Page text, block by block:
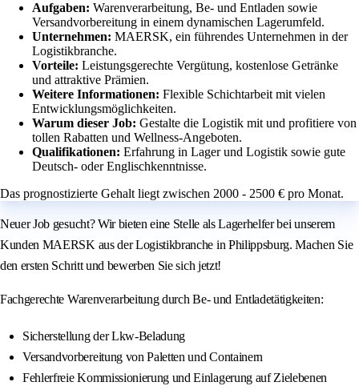
Aufgaben: Warenverarbeitung, Be- und Entladen sowie
Versandvorbereitung in einem dynamischen Lagerumfeld.
Unternehmen: MAERSK, ein führendes Unternehmen in der
Logistikbranche.
Vorteile: Leistungsgerechte Vergütung, kostenlose Getränke
und attraktive Prämien.
Weitere Informationen: Flexible Schichtarbeit mit vielen
Entwicklungsmöglichkeiten.
Warum dieser Job: Gestalte die Logistik mit und profitiere von
tollen Rabatten und Wellness-Angeboten.
Qualifikationen: Erfahrung in Lager und Logistik sowie gute
Deutsch- oder Englischkenntnisse.
Das prognostizierte Gehalt liegt zwischen 2000 - 2500 € pro Monat.
Neuer Job gesucht? Wir bieten eine Stelle als Lagerhelfer bei unserem
Kunden MAERSK aus der Logistikbranche in Philippsburg. Machen Sie
den ersten Schritt und bewerben Sie sich jetzt!
Fachgerechte Warenverarbeitung durch Be- und Entladetätigkeiten:
Sicherstellung der Lkw-Beladung
Versandvorbereitung von Paletten und Containern
Fehlerfreie Kommissionierung und Einlagerung auf Zielebenen